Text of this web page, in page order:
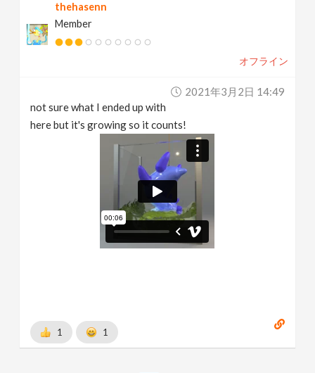
thehasenn
Member
オフライン
2021年3月2日 14:49
not sure what I ended up with
here but it's growing so it counts!
1 1